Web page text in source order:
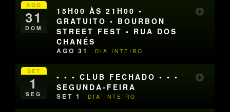
AGO
31
DOM
15H00 ÀS 21H00 •
GRATUITO • BOURBON
STREET FEST • RUA DOS
CHANÉS
AGO 31 DIA INTEIRO
SET
1
SEG
• • • CLUB FECHADO • • •
SEGUNDA-FEIRA
SET 1 DIA INTEIRO